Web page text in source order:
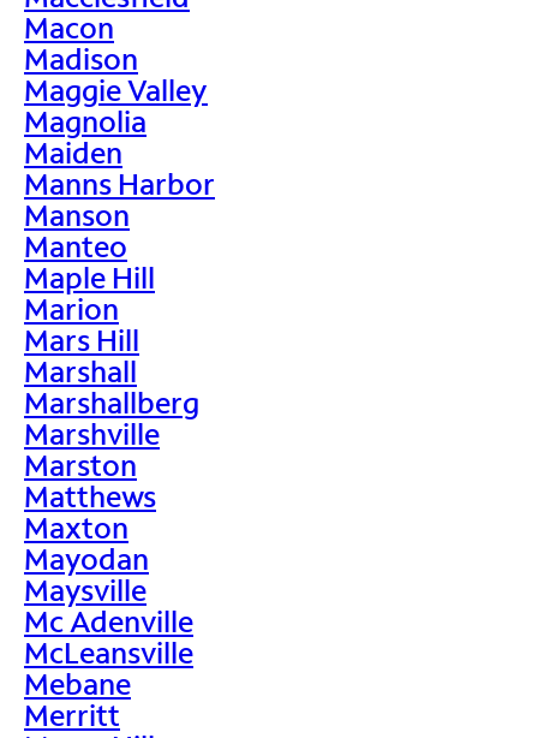
Macon
Madison
Maggie Valley
Magnolia
Maiden
Manns Harbor
Manson
Manteo
Maple Hill
Marion
Mars Hill
Marshall
Marshallberg
Marshville
Marston
Matthews
Maxton
Mayodan
Maysville
Mc Adenville
McLeansville
Mebane
Merritt